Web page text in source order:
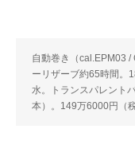
自動巻き（cal.EPM03
ーリザーブ約65時間。
水。トランスパレント
本）。149万6000円（